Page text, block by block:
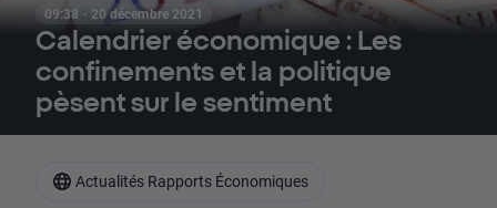
09:38 · 20 décembre 2021
Calendrier économique : Les
confinements et la politique
pèsent sur le sentiment
Actualités Rapports Économiques